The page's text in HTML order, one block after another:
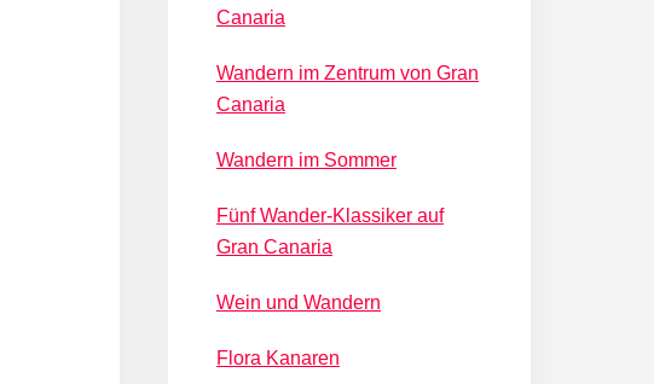
Canaria
Wandern im Zentrum von Gran
Canaria
Wandern im Sommer
Fünf Wander-Klassiker auf
Gran Canaria
Wein und Wandern
Flora Kanaren